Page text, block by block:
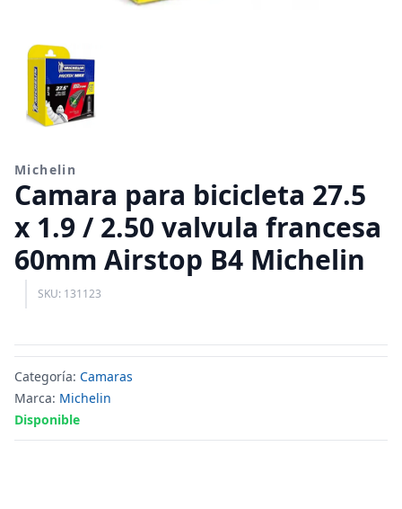
Michelin
Camara para bicicleta 27.5
x 1.9 / 2.50 valvula francesa
60mm Airstop B4 Michelin
SKU: 131123
Categoría: Camaras
Marca: Michelin
Disponible